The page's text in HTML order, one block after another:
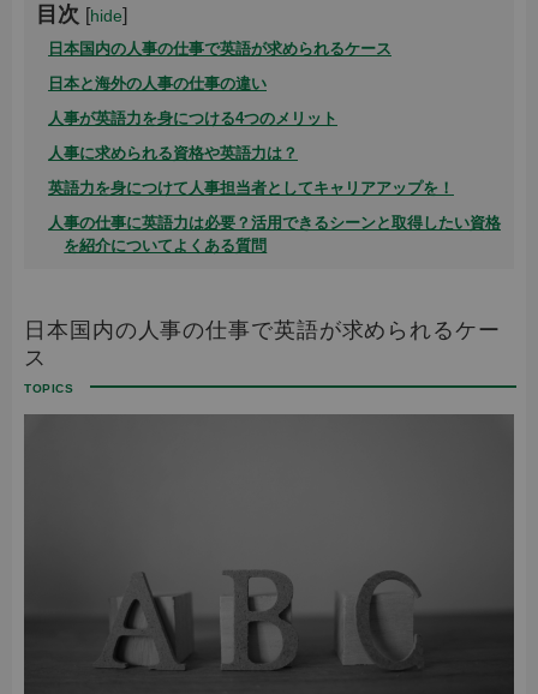
目次 [hide]
日本国内の人事の仕事で英語が求められるケース
日本と海外の人事の仕事の違い
人事が英語力を身につける4つのメリット
人事に求められる資格や英語力は？
英語力を身につけて人事担当者としてキャリアアップを！
人事の仕事に英語力は必要？活用できるシーンと取得したい資格
を紹介についてよくある質問
日本国内の人事の仕事で英語が求められるケー
ス